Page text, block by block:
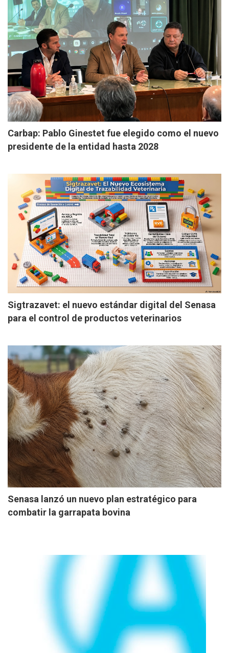
Carbap: Pablo Ginestet fue elegido como el nuevo
presidente de la entidad hasta 2028
Sigtrazavet: el nuevo estándar digital del Senasa
para el control de productos veterinarios
Senasa lanzó un nuevo plan estratégico para
combatir la garrapata bovina